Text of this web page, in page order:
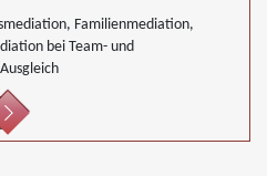
Familienmediation,
bei Team- und